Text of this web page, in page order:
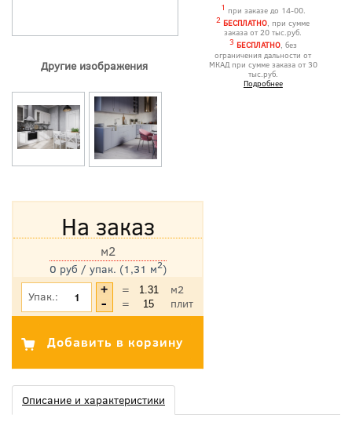
Другие изображения
1 при заказе до 14-00.
2 БЕСПЛАТНО, при сумме
заказа от 20 тыс.руб.
3 БЕСПЛАТНО, без
ограничения дальности от
МКАД при сумме заказа от 30
тыс.руб.
Подробнее
На заказ
0 руб / упак. (1,31 м2)
м2
*Цена указана с учетом НДС
Упак.: =
м2
=
плит
Описание и характеристики